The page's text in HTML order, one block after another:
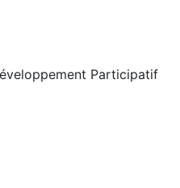
Participatif